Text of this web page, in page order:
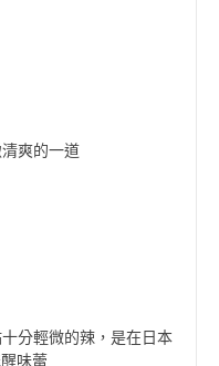
爽的一道
分輕微的辣，是在日本
味蕾